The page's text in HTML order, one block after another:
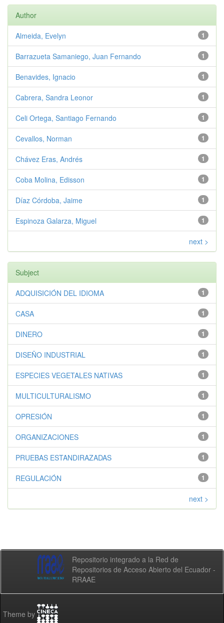
Author
1
Almeida, Evelyn
1
Barrazueta Samaniego, Juan Fernando
1
Benavides, Ignacio
1
Cabrera, Sandra Leonor
1
Celi Ortega, Santiago Fernando
1
Cevallos, Norman
1
Chávez Eras, Andrés
1
Coba Molina, Edisson
1
Díaz Córdoba, Jaime
1
Espinoza Galarza, Miguel
next >
Subject
1
ADQUISICIÓN DEL IDIOMA
1
CASA
1
DINERO
1
DISEÑO INDUSTRIAL
1
ESPECIES VEGETALES NATIVAS
1
MULTICULTURALISMO
1
OPRESIÓN
1
ORGANIZACIONES
1
PRUEBAS ESTANDIRAZADAS
1
REGULACIÓN
next >
Repositorio integrado a la Red de
Repositorios de Acceso Abierto del Ecuador -
RRAAE
Theme by